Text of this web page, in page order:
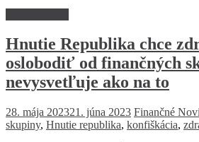
Hnutie Republika chce
oslobodiť od finančných
nevysvetľuje ako na to
28. mája 202321. júna 2023 Finančné
skupiny, Hnutie republika, konfiškácia,